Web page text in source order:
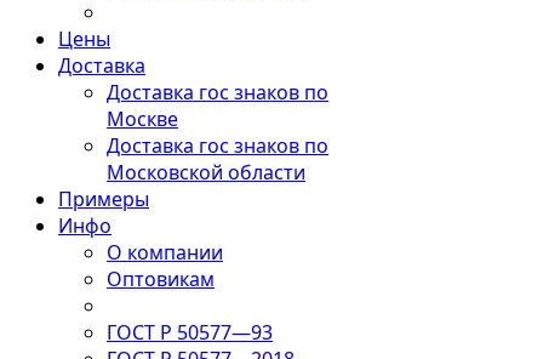
Цены
Доставка
Доставка гос знаков по
Москве
Доставка гос знаков по
Московской области
Примеры
Инфо
О компании
Оптовикам
ГОСТ Р 50577—93